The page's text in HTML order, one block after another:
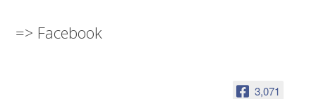
=> Facebook
3,071